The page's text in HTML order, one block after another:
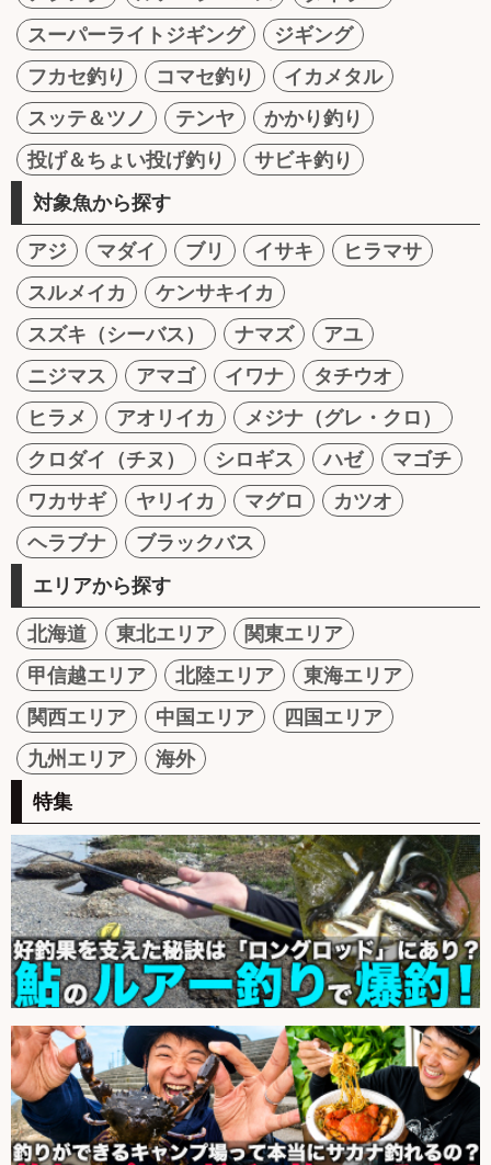
スーパーライトジギング
ジギング
フカセ釣り
コマセ釣り
イカメタル
スッテ＆ツノ
テンヤ
かかり釣り
投げ＆ちょい投げ釣り
サビキ釣り
対象魚から探す
アジ マダイ ブリ イサキ
ヒラマサ
スルメイカ
ケンサキイカ
スズキ（シーバス）
ナマズ
アユ
ニジマス
アマゴ イワナ
タチウオ
ヒラメ
アオリイカ
メジナ（グレ・クロ）
クロダイ（チヌ）
シロギス ハゼ
マゴチ
ワカサギ
ヤリイカ マグロ
カツオ
ヘラブナ
ブラックバス
エリアから探す
北海道 東北エリア
関東エリア
甲信越エリア
北陸エリア
東海エリア
関西エリア
中国エリア
四国エリア
九州エリア
海外
特集